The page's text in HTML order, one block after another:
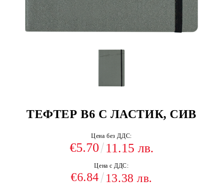
ТЕФТЕР В6 С ЛАСТИК, СИВ
Цена без ДДС:
€5.70 11.15 лв.
Цена с ДДС:
€6.84 13.38 лв.